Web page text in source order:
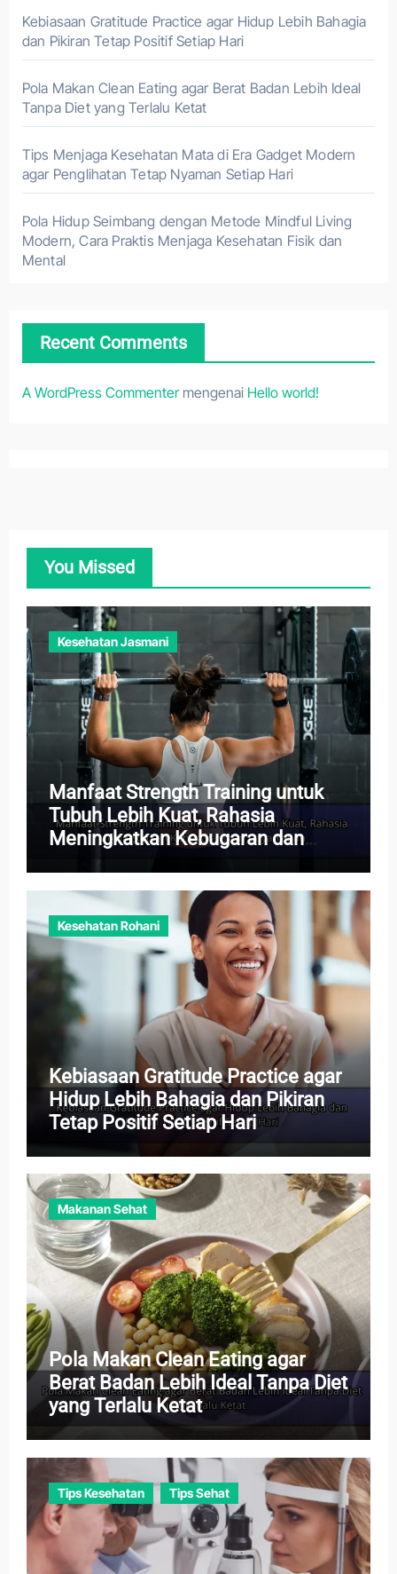
Kebiasaan Gratitude Practice agar Hidup Lebih Bahagia
dan Pikiran Tetap Positif Setiap Hari
Pola Makan Clean Eating agar Berat Badan Lebih Ideal
Tanpa Diet yang Terlalu Ketat
Tips Menjaga Kesehatan Mata di Era Gadget Modern
agar Penglihatan Tetap Nyaman Setiap Hari
Pola Hidup Seimbang dengan Metode Mindful Living
Modern, Cara Praktis Menjaga Kesehatan Fisik dan
Mental
Recent Comments
A WordPress Commentermengenai Hello world!
You Missed
Kesehatan Jasmani
Manfaat Strength Training untuk
Tubuh Lebih Kuat, Rahasia
Meningkatkan Kebugaran dan
Daya Tahan
Kesehatan Rohani
Kebiasaan Gratitude Practice agar
Hidup Lebih Bahagia dan Pikiran
Tetap Positif Setiap Hari
Makanan Sehat
Pola Makan Clean Eating agar
Berat Badan Lebih Ideal Tanpa Diet
yang Terlalu Ketat
Tips Kesehatan Tips Sehat